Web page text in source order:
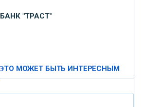
БАНК "ТРАСТ"
ЭТО МОЖЕТ БЫТЬ ИНТЕРЕСНЫМ